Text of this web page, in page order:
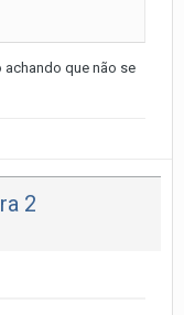
achando que não se
2